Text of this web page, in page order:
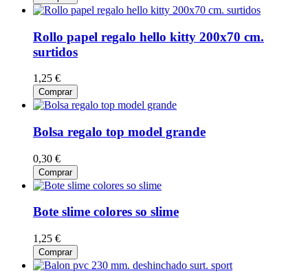
Rollo papel regalo hello kitty 200x70 cm.
surtidos
1,25 €
Comprar
Bolsa regalo top model grande
0,30 €
Comprar
Bote slime colores so slime
1,25 €
Comprar